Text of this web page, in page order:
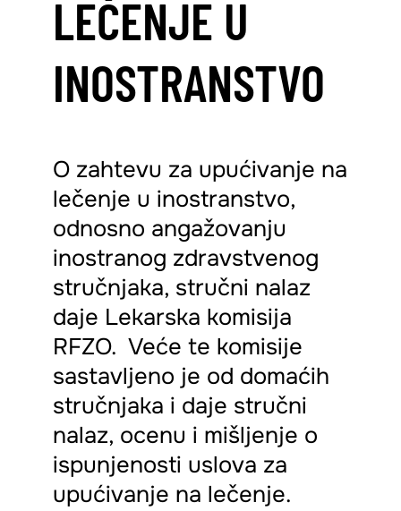
LEČENJE U
INOSTRANSTVO
O zahtevu za upućivanje na
lečenje u inostranstvo,
odnosno angažovanju
inostranog zdravstvenog
stručnjaka, stručni nalaz
daje Lekarska komisija
RFZO. Veće te komisije
sastavljeno je od domaćih
stručnjaka i daje stručni
nalaz, ocenu i mišljenje o
ispunjenosti uslova za
upućivanje na lečenje.